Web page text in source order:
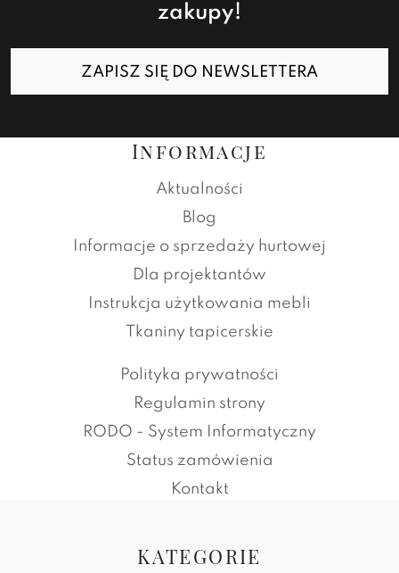
zakupy!
ZAPISZ SIĘ DO NEWSLETTERA
Informacje
Aktualności
Blog
Informacje o sprzedaży hurtowej
Dla projektantów
Instrukcja użytkowania mebli
Tkaniny tapicerskie
Polityka prywatności
Regulamin strony
RODO - System Informatyczny
Status zamówienia
Kontakt
KATEGORIE